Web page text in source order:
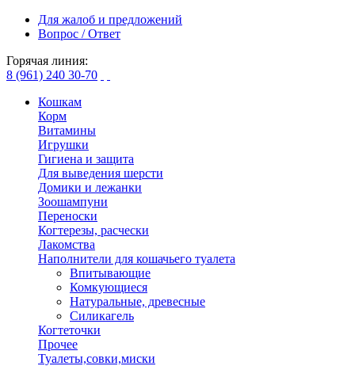
Для жалоб и предложений
Вопрос / Ответ
Горячая линия:
8 (961) 240 30-70
Кошкам
Корм
Витамины
Игрушки
Гигиена и защита
Для выведения шерсти
Домики и лежанки
Зоошампуни
Переноски
Когтерезы, расчески
Лакомства
Наполнители для кошачьего туалета
Впитывающие
Комкующиеся
Натуральные, древесные
Силикагель
Когтеточки
Прочее
Туалеты,совки,миски